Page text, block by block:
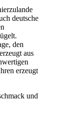
deutsche
den
aus
erzeugt
und